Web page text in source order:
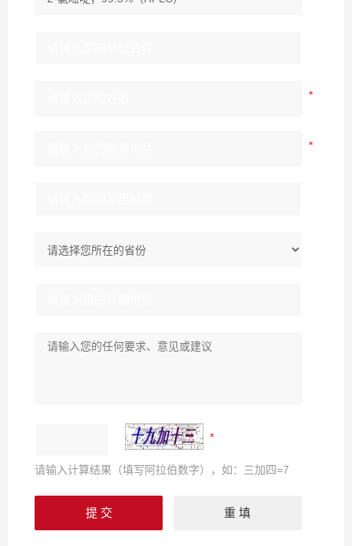
请输入计算结果（填写阿拉伯数字），如：三加四=7